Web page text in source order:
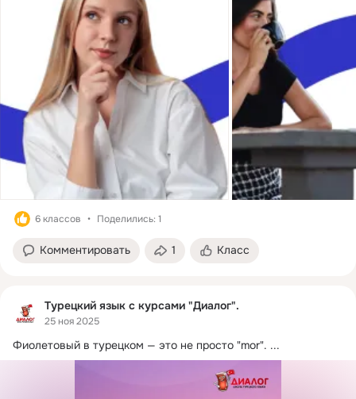
6 классов Поделились: 1
Комментировать 1 Класс
Турецкий язык с курсами "Диалог".
25 ноя 2025
Фиолетовый в турецком — это не просто "mor". ...